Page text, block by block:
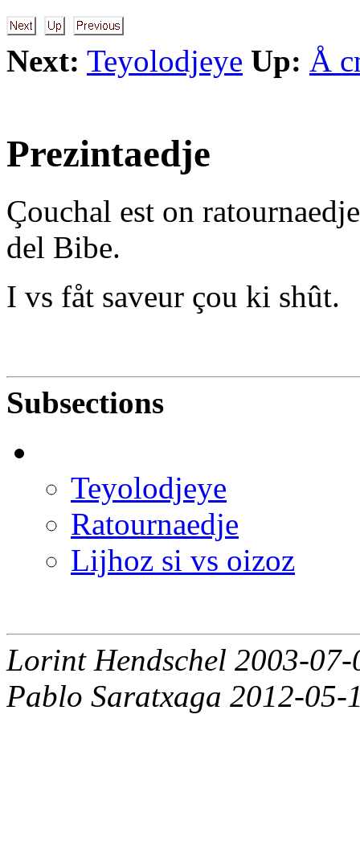
Next: Teyolodjeye Up: Å
Prezintaedje
Çouchal est on
del Bibe.
I vs fåt saveur çou ki shût.
Subsections
Teyolodjeye
Ratournaedje
Lijhoz si vs oizoz
Lorint Hendschel 2003-07-
Pablo Saratxaga 2012-05-